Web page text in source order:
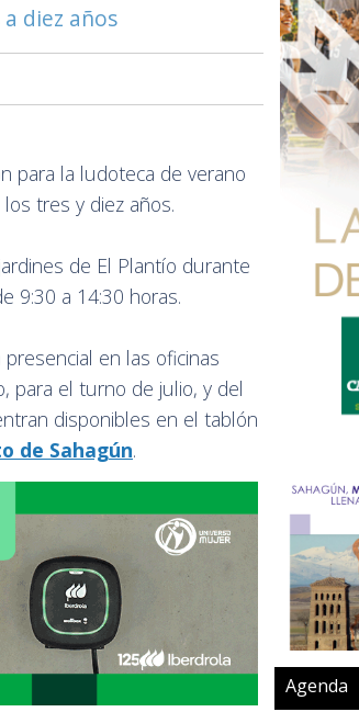
diez años
para la ludoteca de verano
tres y diez años.
de El Plantío durante
9:30 a 14:30 horas.
en las oficinas
para el turno de julio, y del
disponibles en el tablón
de Sahagún.
Agenda